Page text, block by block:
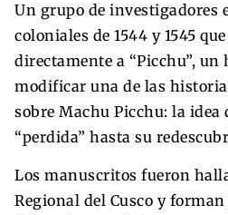
Un grupo de investigadores
coloniales de 1544 y 1545
directamente a “Picchu”, un
modificar una de las
sobre Machu Picchu: la idea
“perdida” hasta su
Los manuscritos fueron
Regional del Cusco y